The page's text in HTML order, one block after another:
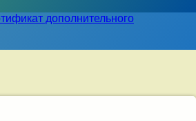
дополнительного